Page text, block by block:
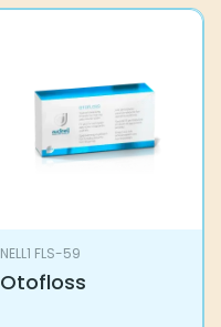
NELL1 FLS-59
Otofloss